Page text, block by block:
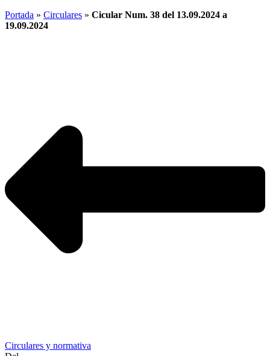
Portada » Circulares » Cicular Num. 38 del 13.09.2024 a
19.09.2024
Circulares y normativa